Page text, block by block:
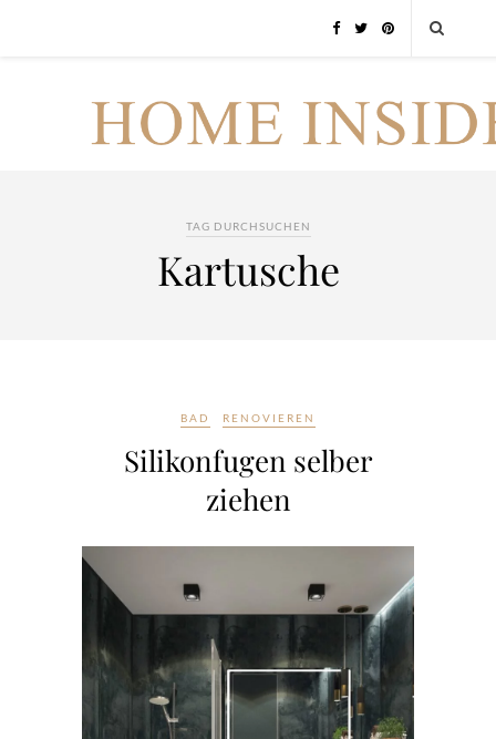
TAG DURCHSUCHEN
Kartusche
BAD RENOVIEREN
Silikonfugen selber
ziehen